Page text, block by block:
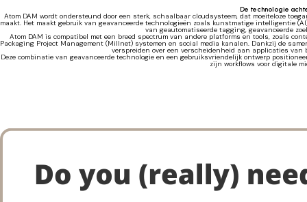
De technologie
Atom DAM wordt ondersteund door een sterk, schaalbaar cloudsysteem, dat moeiteloze
maakt. Het maakt gebruik van geavanceerde technologieën zoals kunstmatige intelligentie
van geautomatiseerde tagging, geavanceerde
Atom DAM is compatibel met een breed spectrum van andere platforms en tools, zoals
Packaging Project Management (Millnet) systemen en social media kanalen. Dankzij de
verspreiden over een verscheidenheid aan applicaties van
Deze combinatie van geavanceerde technologie en een gebruiksvriendelijk ontwerp
zijn workflows voor digitale